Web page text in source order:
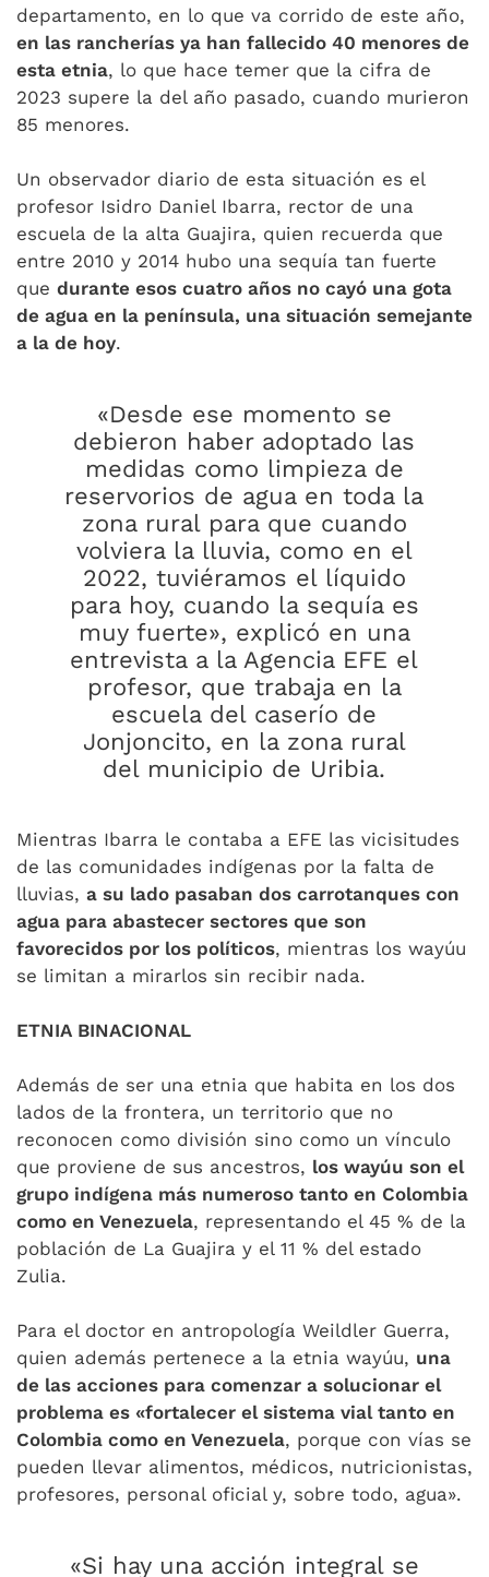
departamento, en lo que va corrido de este año,
en las rancherías ya han fallecido 40 menores de
esta etnia, lo que hace temer que la cifra de
2023 supere la del año pasado, cuando murieron
85 menores.
Un observador diario de esta situación es el
profesor Isidro Daniel Ibarra, rector de una
escuela de la alta Guajira, quien recuerda que
entre 2010 y 2014 hubo una sequía tan fuerte
que durante esos cuatro años no cayó una gota
de agua en la península, una situación semejante
a la de hoy.
«Desde ese momento se
debieron haber adoptado las
medidas como limpieza de
reservorios de agua en toda la
zona rural para que cuando
volviera la lluvia, como en el
2022, tuviéramos el líquido
para hoy, cuando la sequía es
muy fuerte», explicó en una
entrevista a la Agencia EFE el
profesor, que trabaja en la
escuela del caserío de
Jonjoncito, en la zona rural
del municipio de Uribia.
Mientras Ibarra le contaba a EFE las vicisitudes
de las comunidades indígenas por la falta de
lluvias, a su lado pasaban dos carrotanques con
agua para abastecer sectores que son
favorecidos por los políticos, mientras los wayúu
se limitan a mirarlos sin recibir nada.
ETNIA BINACIONAL
Además de ser una etnia que habita en los dos
lados de la frontera, un territorio que no
reconocen como división sino como un vínculo
que proviene de sus ancestros, los wayúu son el
grupo indígena más numeroso tanto en Colombia
como en Venezuela, representando el 45 % de la
población de La Guajira y el 11 % del estado
Zulia.
Para el doctor en antropología Weildler Guerra,
quien además pertenece a la etnia wayúu, una
de las acciones para comenzar a solucionar el
problema es «fortalecer el sistema vial tanto en
Colombia como en Venezuela, porque con vías se
pueden llevar alimentos, médicos, nutricionistas,
profesores, personal oficial y, sobre todo, agua».
«Si hay una acción integral se